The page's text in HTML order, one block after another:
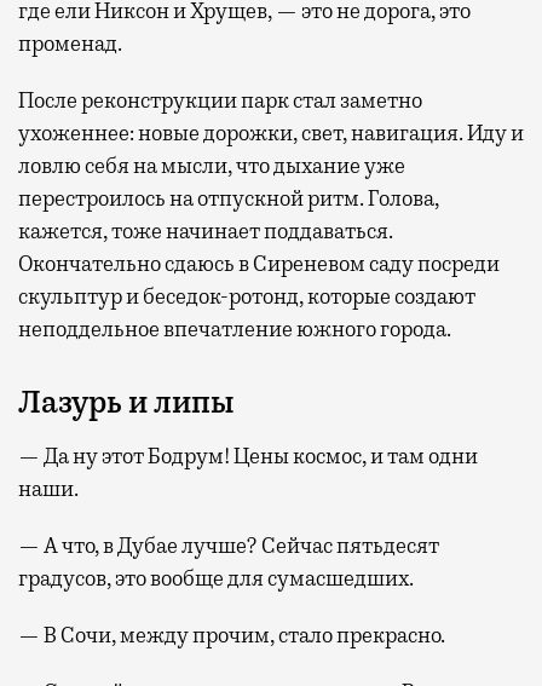
где ели Никсон и Хрущев, — это не дорога, это
променад.
После реконструкции парк стал заметно
ухоженнее: новые дорожки, свет, навигация. Иду и
ловлю себя на мысли, что дыхание уже
перестроилось на отпускной ритм. Голова,
кажется, тоже начинает поддаваться.
Окончательно сдаюсь в Сиреневом саду посреди
скульптур и беседок-ротонд, которые создают
неподдельное впечатление южного города.
Лазурь и липы
— Да ну этот Бодрум! Цены космос, и там одни
наши.
— А что, в Дубае лучше? Сейчас пятьдесят
градусов, это вообще для сумасшедших.
— В Сочи, между прочим, стало прекрасно.